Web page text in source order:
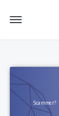
Scammer?